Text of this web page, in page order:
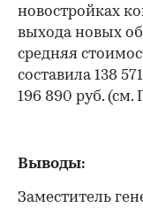
новостройках
выхода новых
средняя
составила 138
196 890 руб. (см.
Выводы:
Заместитель